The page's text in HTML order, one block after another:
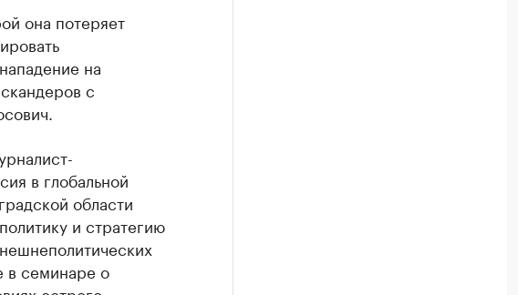
она потеряет
на
с
в глобальной
области
и стратегию
в семинаре о